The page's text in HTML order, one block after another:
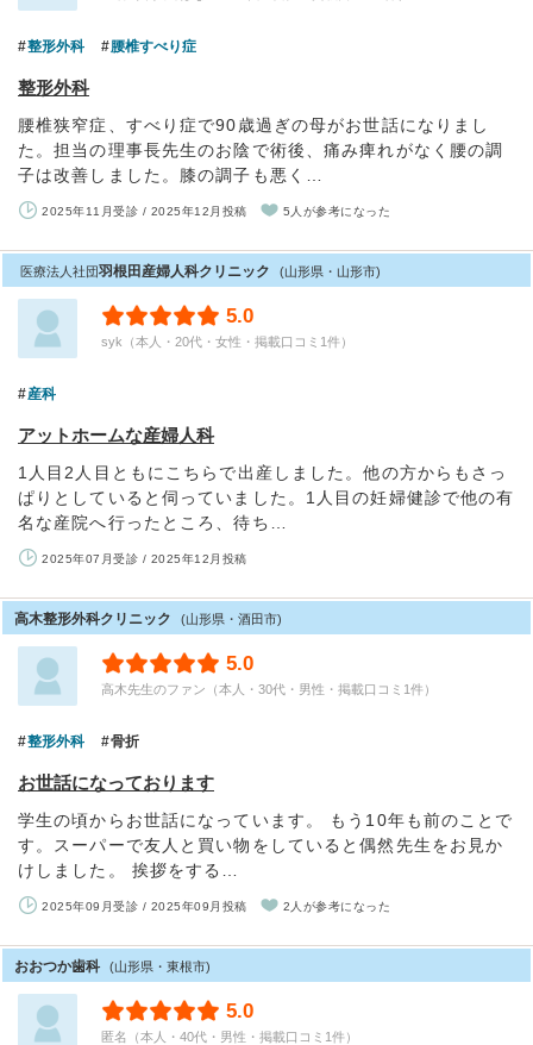
整形外科 腰椎すべり症
整形外科
腰椎狭窄症、すべり症で90歳過ぎの母がお世話になりまし
た。担当の理事長先生のお陰で術後、痛み痺れがなく腰の調
子は改善しました。膝の調子も悪く…
2025年11月受診 / 2025年12月投稿 5人が参考になった
医療法人社団羽根田産婦人科クリニック (山形県・山形市)
5.0
syk（本人・20代・女性・掲載口コミ1件）
産科
アットホームな産婦人科
1人目2人目ともにこちらで出産しました。他の方からもさっ
ぱりとしていると伺っていました。1人目の妊婦健診で他の有
名な産院へ行ったところ、待ち…
2025年07月受診 / 2025年12月投稿
高木整形外科クリニック (山形県・酒田市)
5.0
高木先生のファン（本人・30代・男性・掲載口コミ1件）
整形外科 骨折
お世話になっております
学生の頃からお世話になっています。 もう10年も前のことで
す。スーパーで友人と買い物をしていると偶然先生をお見か
けしました。 挨拶をする…
2025年09月受診 / 2025年09月投稿 2人が参考になった
おおつか歯科 (山形県・東根市)
5.0
匿名（本人・40代・男性・掲載口コミ1件）